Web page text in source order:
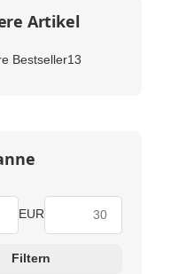
Artikel
Bestseller13Artikel gefunden
EUR
Filtern